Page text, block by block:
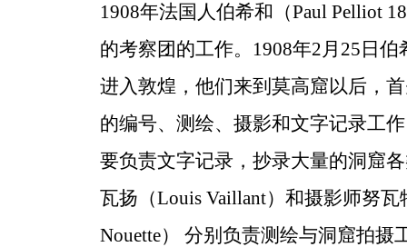
1908年法国人伯希和（Paul Pelliot
的考察团的工作。1908年2月25日
进入敦煌，他们来到莫高窟以后，
的编号、测绘、摄影和文字记录工
要负责文字记录，抄录大量的洞窟
瓦扬（Louis Vaillant）和摄影师努瓦
Nouette） 分别负责测绘与洞窟拍摄